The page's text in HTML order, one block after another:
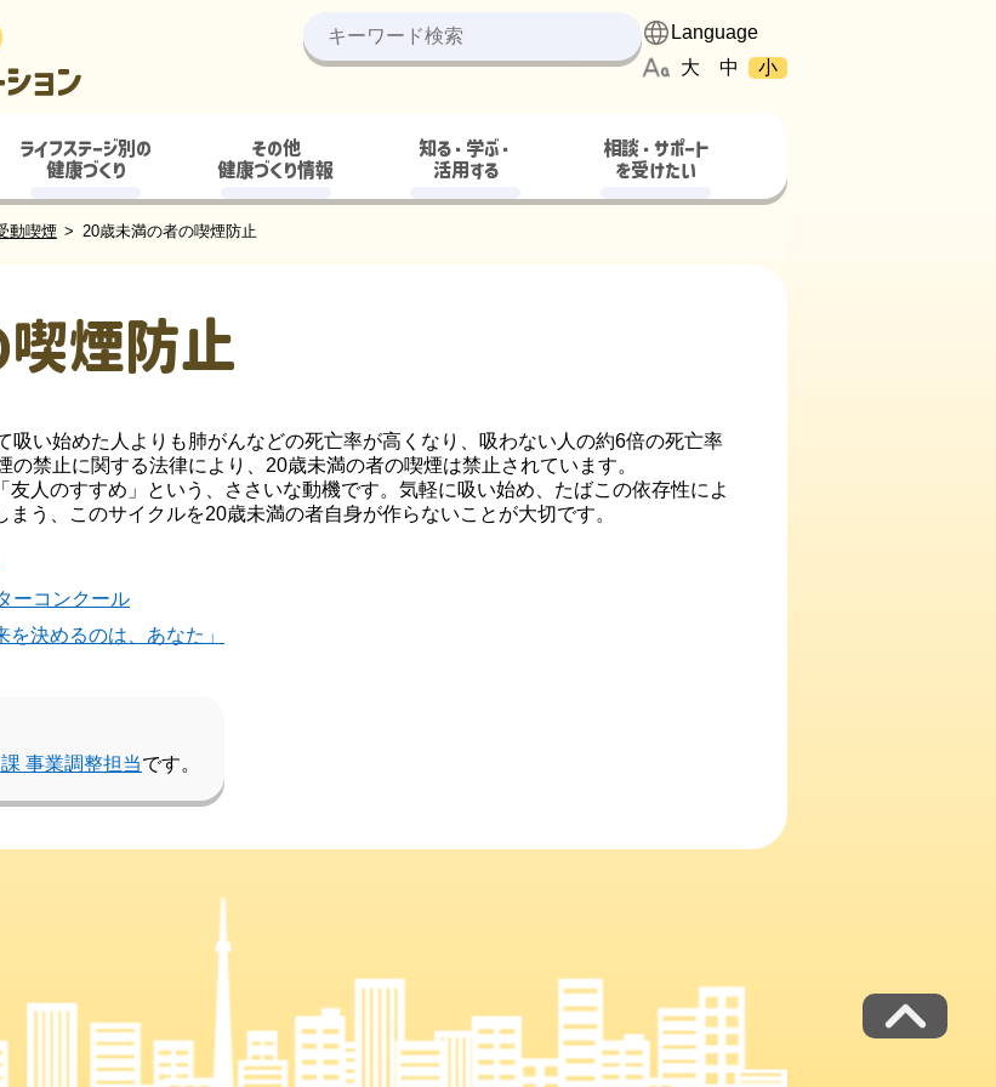
ョン 大 中 小
ライフステージ別の
健康づくり
その他
健康づくり情報
知る・学ぶ・
活用する
相談・サポート
を受けたい
動喫煙 20歳未満の者の喫煙防止
煙防止
い始めた人よりも肺がんなどの死亡率が高くなり、吸わない人の約6倍の死亡率
禁止に関する法律により、20歳未満の者の喫煙は禁止されています。
人のすすめ」という、ささいな動機です。気軽に吸い始め、たばこの依存性によ
う、このサイクルを20歳未満の者自身が作らないことが大切です。
ーコンクール
決めるのは、あなた」
事業調整担当です。